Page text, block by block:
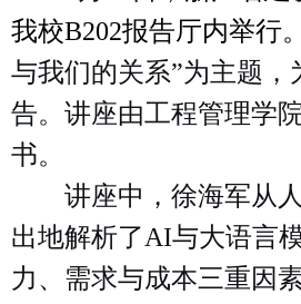
我校B202报告厅内举行。
与我们的关系”为主题
告。讲座由工程管理学
书。
讲座中，徐海军从人
出地解析了AI与大语言
力、需求与成本三重因素